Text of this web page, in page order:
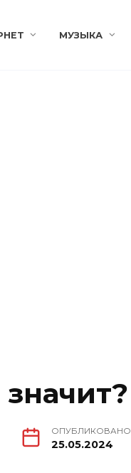
МУЗЫКА
ОПУБЛИКОВАНО
25.05.2024